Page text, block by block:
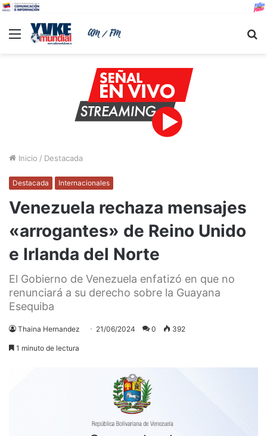
Menu
Inicio / Destacada
Destacada Internacionales
Venezuela rechaza mensajes
«arrogantes» de Reino Unido
e Irlanda del Norte
El Gobierno de Venezuela enfatizó en que no
renunciará a su derecho sobre la Guayana
Esequiba
Thaina Hernandez 21/06/2024 0 392
1 minuto de lectura